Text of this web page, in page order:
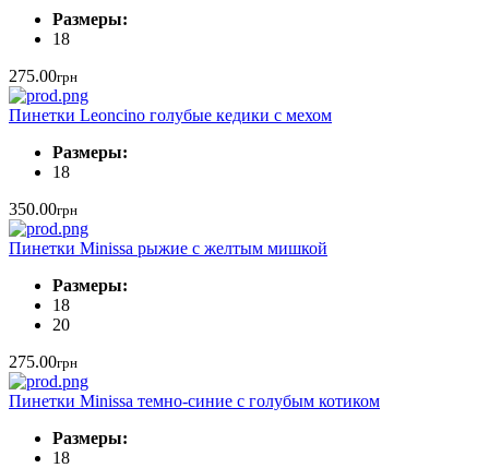
Размеры:
18
275.00грн
Пинетки Leoncino голубые кедики с мехом
Размеры:
18
350.00грн
Пинетки Minissa рыжие с желтым мишкой
Размеры:
18
20
275.00грн
Пинетки Minissa темно-синие с голубым котиком
Размеры:
18